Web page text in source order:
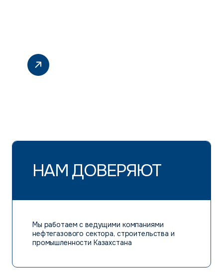
НАМ ДОВЕРЯЮТ
Мы работаем с ведущими компаниями
нефтегазового сектора, строительства и
промышленности Казахстана